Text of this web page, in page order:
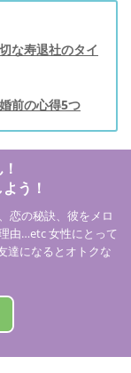
な寿退社のタイ
前の心得5つ
う！
恋の秘訣、彼をメロ
由…etc 女性にとって
達になるとオトクな